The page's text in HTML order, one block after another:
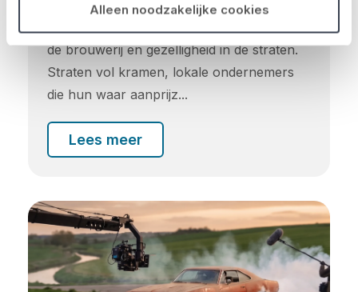
Alleen noodzakelijke cookies
Een braderie organiseren brengt leven in
de brouwerij en gezelligheid in de straten.
Straten vol kramen, lokale ondernemers
die hun waar aanprijz...
Lees meer